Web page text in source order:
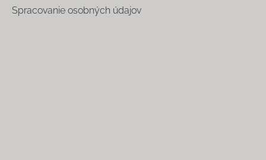
Spracovanie osobných údajov